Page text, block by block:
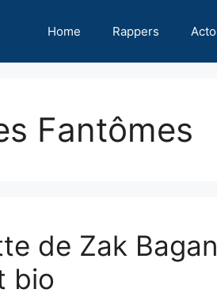
Home Rappers
Fantômes
de Zak
bio